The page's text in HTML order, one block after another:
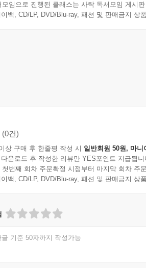
모임으로 진행된 클래스는 사락 독서모임 게시
백, CD/LP, DVD/Blu-ray, 패션 및 판매금지 상
(0건)
상 구매 후 한줄평 작성 시 일반회원 50원, 마니
운로드 후 작성한 리뷰만 YES포인트 지급됩니
첫번째 회차 주문확정 시점부터 마지막 회차 주
백, CD/LP, DVD/Blu-ray, 패션 및 판매금지 상
글 기준 50자까지 작성가능